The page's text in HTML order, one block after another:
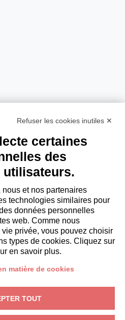
- PMI Innovativa
-Cookies-Whistleblowing
Refuser les cookies inutiles ✕
certaines
des
et nos partenaires
technologies similaires pour
données personnelles
web. Comme nous
privée, vous pouvez choisir
types de cookies. Cliquez sur
en savoir plus.
matière de cookies
TOUT